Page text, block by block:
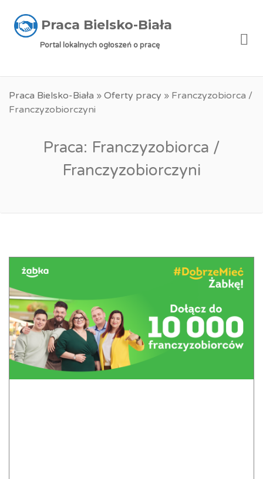
Praca Bielsko-Biała
Portal lokalnych ogłoszeń o pracę
Praca Bielsko-Biała » Oferty pracy » Franczyzobiorca /
Franczyzobiorczyni
Praca: Franczyzobiorca /
Franczyzobiorczyni